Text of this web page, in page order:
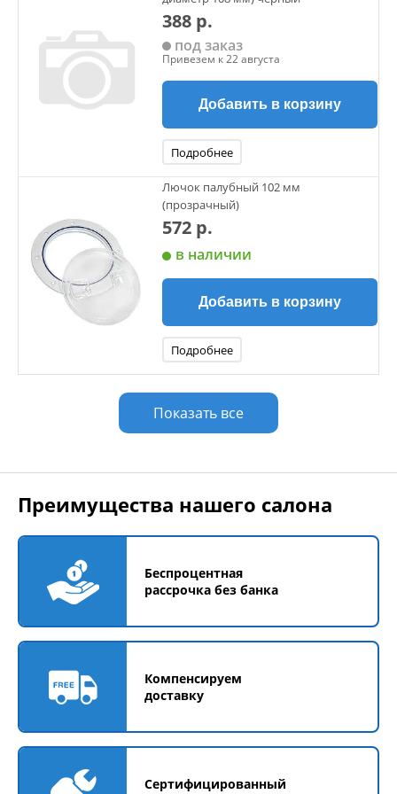
388 р.
под заказ
Привезем к 22 августа
Добавить в корзину
Подробнее
Лючок палубный 102 мм
(прозрачный)
572 р.
в наличии
Добавить в корзину
Подробнее
Показать все
Преимущества нашего салона
Беспроцентная
рассрочка без банка
Компенсируем
доставку
Сертифицированный